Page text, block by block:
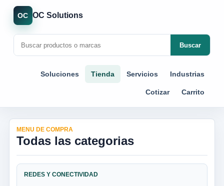
OC OC Solutions
Buscar
Soluciones Tienda Servicios Industrias
Cotizar Carrito
MENU DE COMPRA
Todas las categorias
REDES Y CONECTIVIDAD